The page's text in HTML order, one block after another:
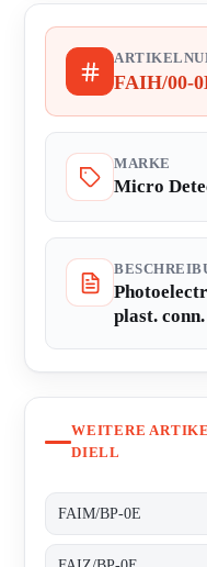
FAIH/00-
MARKE
Micro
plast.
WEITERE
DIELL
FAIM/BP-0E